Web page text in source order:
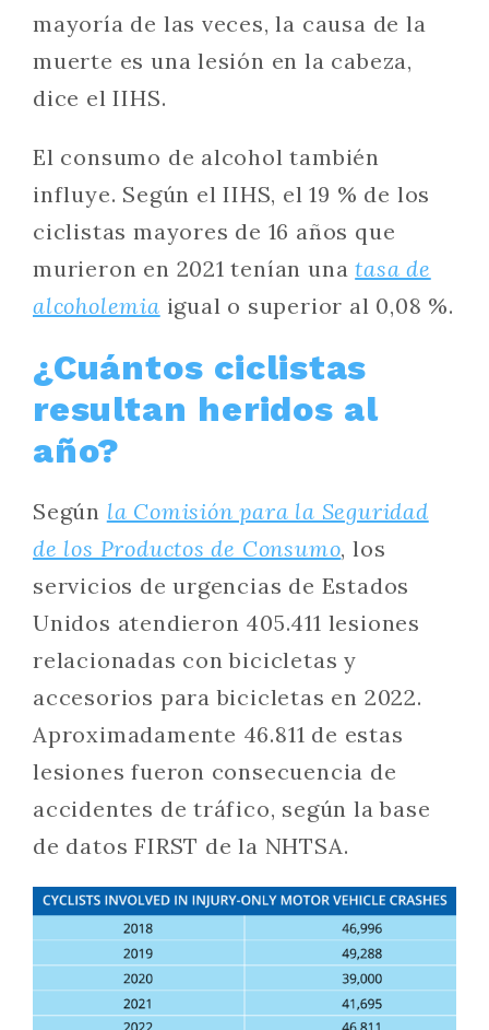
mayoría de las veces, la causa de la
muerte es una lesión en la cabeza,
dice el IIHS.
El consumo de alcohol también
influye. Según el IIHS, el 19 % de los
ciclistas mayores de 16 años que
murieron en 2021 tenían unatasa de
alcoholemia igual o superior al 0,08 %.
¿Cuántos ciclistas
resultan heridos al
año?
Según la Comisión para la Seguridad
de los Productos de Consumo, los
servicios de urgencias de Estados
Unidos atendieron 405.411 lesiones
relacionadas con bicicletas y
accesorios para bicicletas en 2022.
Aproximadamente 46.811 de estas
lesiones fueron consecuencia de
accidentes de tráfico, según la base
de datos FIRST de la NHTSA.